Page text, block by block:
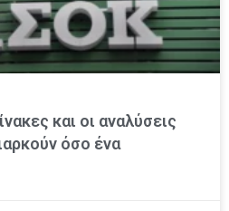
και οι αναλύσεις
όσο ένα